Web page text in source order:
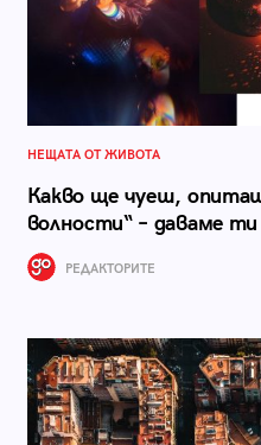
НЕЩАТА ОТ ЖИВОТА
Какво ще чуеш,
волности“ – даваме
РЕДАКТОРИТЕ